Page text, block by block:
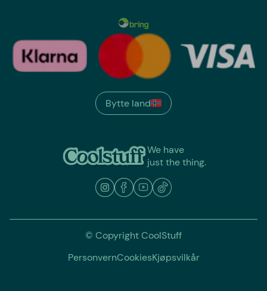
We have
just the thing.
Bytte land
© Copyright CoolStuff
PersonvernCookiesKjøpsvilkår